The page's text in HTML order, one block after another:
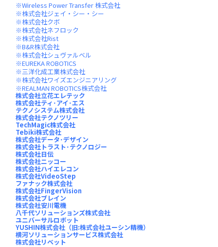
Wireless Power Transfer 株式会社
株式会社ジェイ・シー・シー
株式会社クボ
株式会社ネフロック
株式会社Rist
B&R株式会社
株式会社シュヴァルベル
EUREKA ROBOTICS
三洋化成工業株式会社
株式会社ワイズエンジニアリング
REALMAN ROBOTICS株式会社
株式会社立花エレテック
株式会社ティ･アイ･エス
テクノシステム株式会社
株式会社テクノツリー
TechMagic株式会社
Tebiki株式会社
株式会社データ･デザイン
株式会社トラスト･テクノロジー
株式会社日伝
株式会社ニッコー
株式会社ハイエレコン
株式会社VideoStep
ファナック株式会社
株式会社FingerVision
株式会社ブレイン
株式会社安川電機
八千代ソリューションズ株式会社
ユニバーサルロボット
YUSHIN株式会社（旧:株式会社ユーシン精機）
横河ソリューションサービス株式会社
株式会社リベット